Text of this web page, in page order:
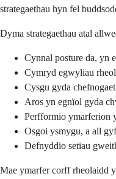
strategaethau hyn fel
Dyma strategaethau atal
Cynnal posture da, yn
Cymryd egwyliau
Cysgu gyda
Aros yn egnïol gyda
Perfformio ymarferion
Osgoi ysmygu, a all
Defnyddio setiau
Mae ymarfer corff rheolaidd